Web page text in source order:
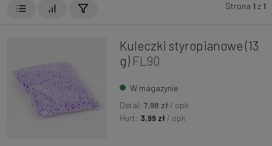
Strona 1 z 1
Kuleczki styropianowe (13
g) FL90
W magazynie
Detal: 7,98 zł / opk
Hurt: 3,99 zł / opk